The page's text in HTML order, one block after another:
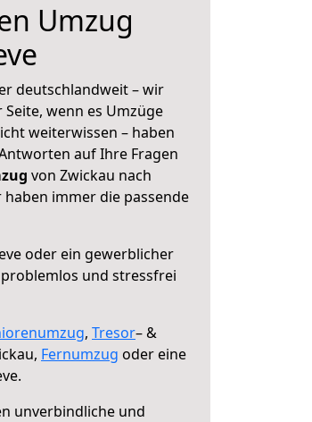
Umzug
deutschlandweit – wir
wenn es Umzüge
weiterwissen – haben
auf Ihre Fragen
von Zwickau nach
haben immer die passende
oder ein gewerblicher
problemlos und stressfrei
, Tresor– &
Fernumzug oder eine
unverbindliche und